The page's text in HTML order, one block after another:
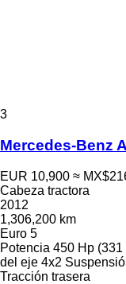
3
Mercedes-Benz
EUR 10,900 ≈
Cabeza tractora
2012
1,306,200 km
Euro 5
Potencia 450 Hp (331
del eje 4x2
Tracción trasera